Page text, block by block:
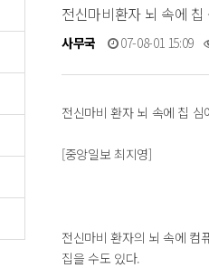
전신마비환자 뇌 속에
사무국 07-08-01 15:09
전신마비 환자 뇌 속에 칩
[중앙일보 최지영]
전신마비 환자의 뇌 속에 컴
집을 수도 있다.